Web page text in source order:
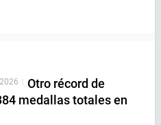
Otro récord de
medallas totales en